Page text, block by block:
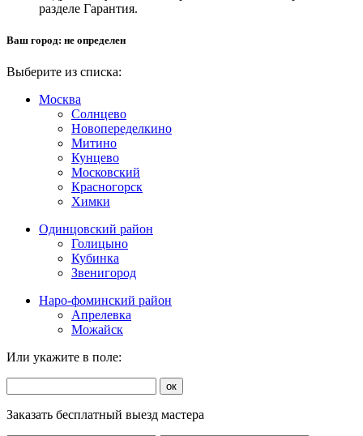
разделе Гарантия.
Ваш город: не определен
Выберите из списка:
Москва
Солнцево
Новопеределкино
Митино
Кунцево
Московский
Красногорск
Химки
Одинцовский район
Голицыно
Кубинка
Звенигород
Наро-фоминский район
Апрелевка
Можайск
Или укажите в поле:
ок
Заказать бесплатный выезд мастера